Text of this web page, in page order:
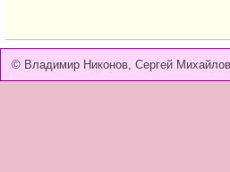
© Владимир Никонов, Сергей